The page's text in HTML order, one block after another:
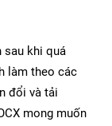
sau khi quá
làm theo các
đổi và tải
mong muốn